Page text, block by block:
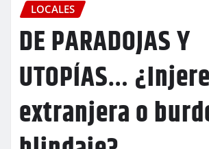
LOCALES
DE PARADOJAS Y
UTOPÍAS…
extranjera o